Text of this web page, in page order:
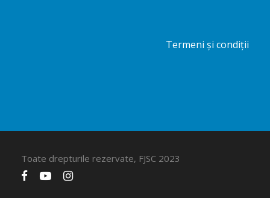
Termeni și condiții
Toate drepturile rezervate, FJSC 2023